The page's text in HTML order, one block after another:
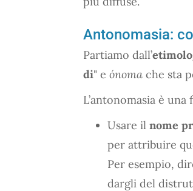
Antonomasia:
Partiamo dall’
di" e ónoma che sta
L’antonomasia è
Usare il nome
per attribuire
Per esempio,
dargli del